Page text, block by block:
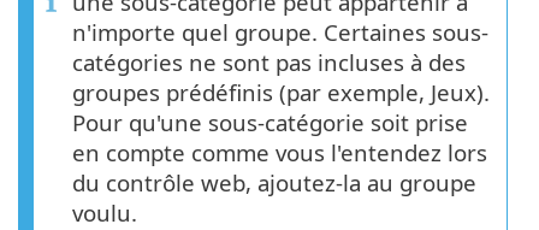
n'importe quel groupe. Certaines sous-
catégories ne sont pas incluses à des
groupes prédéfinis (par exemple, Jeux).
Pour qu'une sous-catégorie soit prise
en compte comme vous l'entendez lors
du contrôle web, ajoutez-la au groupe
voulu.